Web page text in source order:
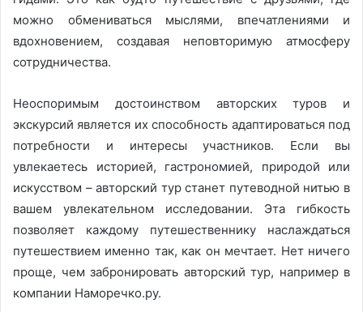
можно обмениваться мыслями, впечатлениями и
вдохновением, создавая неповторимую атмосферу
сотрудничества.
Неоспоримым достоинством авторских туров и
экскурсий является их способность адаптироваться под
потребности и интересы участников. Если вы
увлекаетесь историей, гастрономией, природой или
искусством – авторский тур станет путеводной нитью в
вашем увлекательном исследовании. Эта гибкость
позволяет каждому путешественнику наслаждаться
путешествием именно так, как он мечтает. Нет ничего
проще, чем забронировать авторский тур, например в
компании Наморечко.ру.